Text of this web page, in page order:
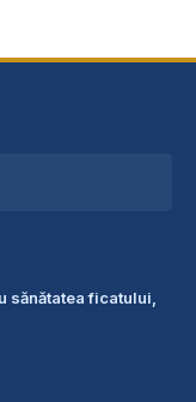
sănătatea ficatului,